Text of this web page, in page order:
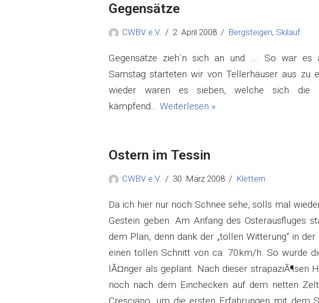
Gegensätze
CWBV e.V. 2. April 2008 Bergsteigen, Skilauf
Gegensätze zieh`n sich an und …. So war es
Samstag starteten wir von Tellerhäuser aus zu
wieder waren es sieben, welche sich die
kämpfend… Weiterlesen »
Ostern im Tessin
CWBV e.V. 30. März 2008 Klettern
Da ich hier nur noch Schnee sehe, solls mal
Gestein geben. Am Anfang des Osterausfluges
dem Plan, denn dank der „tollen Witterung“ in
einen tollen Schnitt von ca. 70km/h. So wurde
lÃ¤nger als geplant. Nach dieser strapaziÃ¶sen
noch nach dem Einchecken auf dem netten